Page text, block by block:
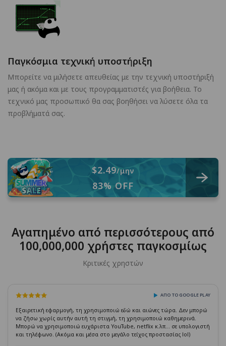
Παγκόσμια τεχνική υποστήριξη
Μπορείτε να μιλήσετε απευθείας με την τεχνική υποστήριξή
μας ή ακόμα και με τους προγραμματιστές για βοήθεια. Το
τεχνικό μας προσωπικό θα σας βοηθήσει να λύσετε όλα τα
προβλήματά σας.
$2.49/μην
83% OFF
Αγαπημένο από περισσότερους από
100,000,000 χρήστες παγκοσμίως
Κριτικές χρηστών
ΑΠΌ ΤΟ GOOGLE PLAY
Εξαιρετική εφαρμογή, τη χρησιμοποιώ εδώ και αιώνες τώρα. Δεν μπορώ
να ζήσω χωρίς αυτήν αυτή τη στιγμή, τη χρησιμοποιώ καθημερινά.
Μπορώ να χρησιμοποιώ ευχάριστα YouTube, netflix κ.λπ... σε υπολογιστή
και τηλέφωνο. (Ακόμα και μέσα στο μεγάλο τείχος προστασίας lol)